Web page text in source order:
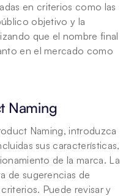
en criterios como las
objetivo y la
que el nombre final
en el mercado como
Naming
Naming, introduzca
sus características,
de la marca. La
de sugerencias de
Puede revisar y